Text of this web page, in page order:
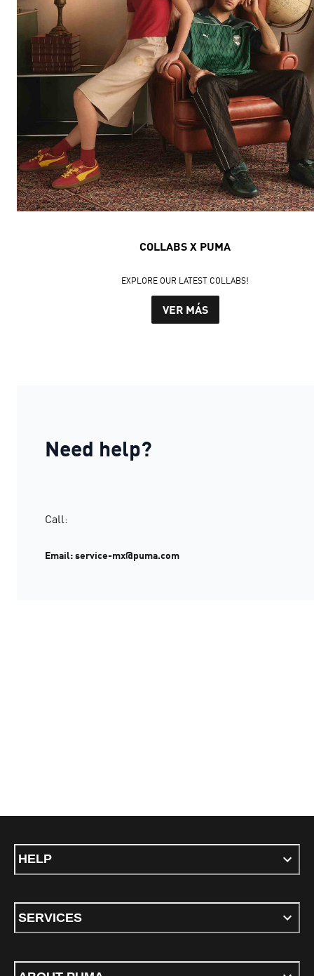
COLLABS X PUMA
EXPLORE OUR LATEST COLLABS!
VER MÁS
Need help?
Call:
Email: service-mx@puma.com
HELP
SERVICES